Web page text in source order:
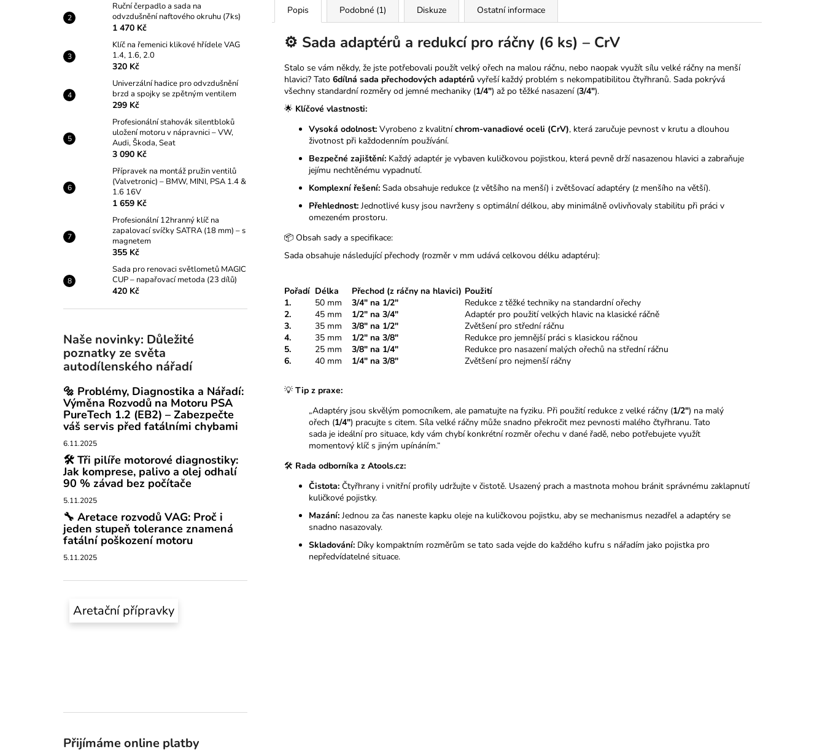
Ruční čerpadlo a sada na
odvzdušnění naftového okruhu (7ks)
1 470 Kč
Klíč na řemenici klikové hřídele VAG
1.4, 1.6, 2.0
320 Kč
Univerzální hadice pro odvzdušnění
brzd a spojky se zpětným ventilem
299 Kč
Profesionální stahovák silentbloků
uložení motoru v nápravnici – VW,
Audi, Škoda, Seat
3 090 Kč
Přípravek na montáž pružin ventilů
(Valvetronic) – BMW, MINI, PSA 1.4 &
1.6 16V
1 659 Kč
Profesionální 12hranný klíč na
zapalovací svíčky SATRA (18 mm) – s
magnetem
355 Kč
Sada pro renovaci světlometů MAGIC
CUP – napařovací metoda (23 dílů)
420 Kč
Naše novinky: Důležité
poznatky ze světa
autodílenského nářadí
🔩 Problémy, Diagnostika a Nářadí:
Výměna Rozvodů na Motoru PSA
PureTech 1.2 (EB2) – Zabezpečte
váš servis před fatálními chybami
6.11.2025
🛠️ Tři pilíře motorové diagnostiky:
Jak komprese, palivo a olej odhalí
90 % závad bez počítače
5.11.2025
🔧 Aretace rozvodů VAG: Proč i
jeden stupeň tolerance znamená
fatální poškození motoru
5.11.2025
Aretační přípravky
Přijímáme online platby
Popis Podobné (1) Diskuze Ostatní informace
⚙️ Sada adaptérů a redukcí pro ráčny (6 ks) – CrV
Stalo se vám někdy, že jste potřebovali použít velký ořech na malou ráčnu, nebo naopak využít sílu velké ráčny na menší
hlavici? Tato 6dílná sada přechodových adaptérů vyřeší každý problém s nekompatibilitou čtyřhranů. Sada pokrývá
všechny standardní rozměry od jemné mechaniky (1/4") až po těžké nasazení (3/4").
🌟 Klíčové vlastnosti:
Vysoká odolnost: Vyrobeno z kvalitníchrom-vanadiové oceli (CrV), která zaručuje pevnost v krutu a dlouhou
životnost při každodenním používání.
Bezpečné zajištění: Každý adaptér je vybaven kuličkovou pojistkou, která pevně drží nasazenou hlavici a zabraňuje
jejímu nechtěnému vypadnutí.
Komplexní řešení: Sada obsahuje redukce (z většího na menší) i zvětšovací adaptéry (z menšího na větší).
Přehlednost: Jednotlivé kusy jsou navrženy s optimální délkou, aby minimálně ovlivňovaly stabilitu při práci v
omezeném prostoru.
📦 Obsah sady a specifikace:
Sada obsahuje následující přechody (rozměr v mm udává celkovou délku adaptéru):
Pořadí Délka Přechod (z ráčny na hlavici) Použití
1.
50 mm 3/4" na 1/2"
Redukce z těžké techniky na standardní ořechy
2.
45 mm 1/2" na 3/4"
Adaptér pro použití velkých hlavic na klasické ráčně
3.
35 mm 3/8" na 1/2"
Zvětšení pro střední ráčnu
4.
35 mm 1/2" na 3/8"
Redukce pro jemnější práci s klasickou ráčnou
5.
25 mm 3/8" na 1/4"
Redukce pro nasazení malých ořechů na střední ráčnu
6.
40 mm 1/4" na 3/8" Zvětšení pro nejmenší ráčny
💡 Tip z praxe:
„Adaptéry jsou skvělým pomocníkem, ale pamatujte na fyziku. Při použití redukce z velké ráčny (1/2") na malý
ořech (1/4") pracujte s citem. Síla velké ráčny může snadno překročit mez pevnosti malého čtyřhranu. Tato
sada je ideální pro situace, kdy vám chybí konkrétní rozměr ořechu v dané řadě, nebo potřebujete využít
momentový klíč s jiným upínáním.“
🛠️ Rada odborníka z Atools.cz:
Čistota: Čtyřhrany i vnitřní profily udržujte v čistotě. Usazený prach a mastnota mohou bránit správnému zaklapnutí
kuličkové pojistky.
Mazání: Jednou za čas naneste kapku oleje na kuličkovou pojistku, aby se mechanismus nezadřel a adaptéry se
snadno nasazovaly.
Skladování: Díky kompaktním rozměrům se tato sada vejde do každého kufru s nářadím jako pojistka pro
nepředvídatelné situace.